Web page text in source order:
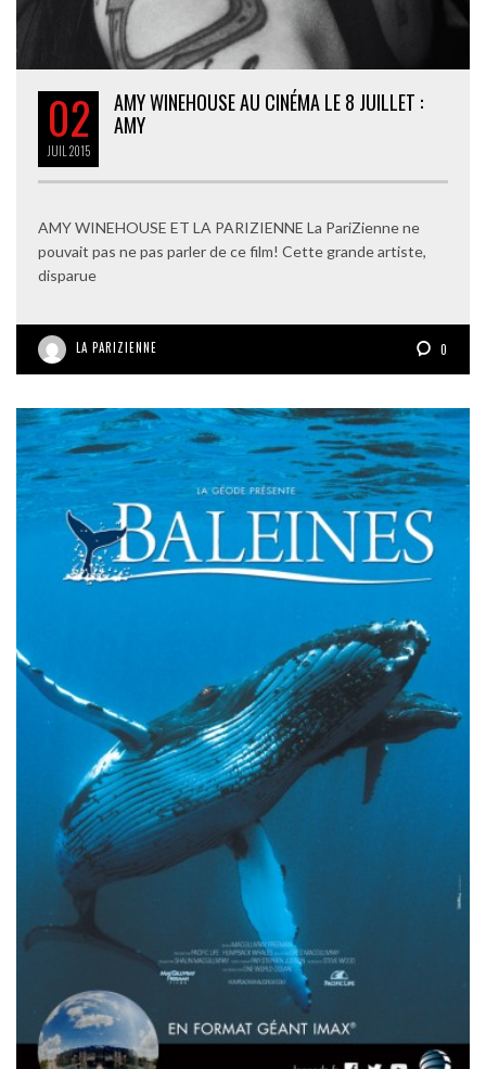
02
JUIL 2015
AMY WINEHOUSE AU CINÉMA LE 8 JUILLET :
AMY
AMY WINEHOUSE ET LA PARIZIENNE La PariZienne ne
pouvait pas ne pas parler de ce film! Cette grande artiste,
disparue
LA PARIZIENNE 0